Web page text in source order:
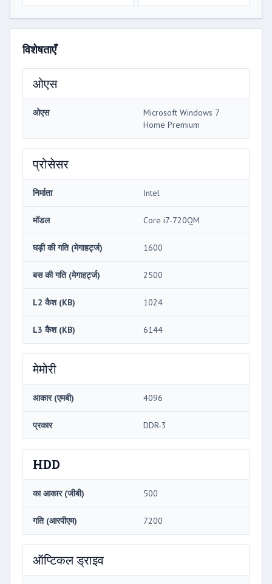
विशेषताएँ
ओएस
ओएस
Microsoft Windows 7
Home Premium
प्रोसेसर
निर्माता Intel
मॉडल Core i7-720QM
घड़ी की गति (मेगाहर्ट्ज) 1600
बस की गति (मेगाहर्ट्ज) 2500
L2 कैश (KB) 1024
L3 कैश (KB) 6144
मेमोरी
आकार (एमबी) 4096
प्रकार DDR-3
HDD
का आकार (जीबी) 500
गति (आरपीएम) 7200
ऑप्टिकल ड्राइव